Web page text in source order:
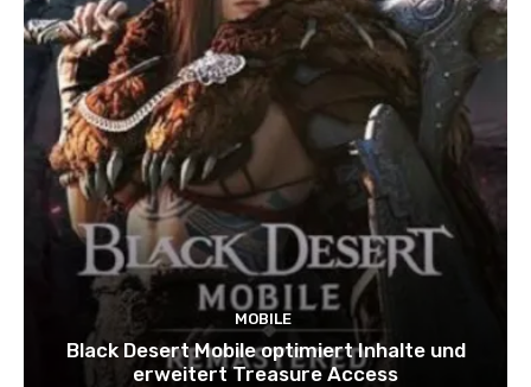
MOBILE
Black Desert Mobile optimiert Inhalte und
erweitert Treasure Access